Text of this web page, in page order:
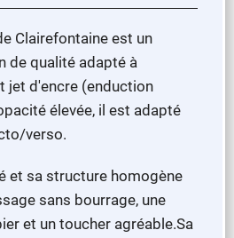
Clairefontaine est un
de qualité adapté à
jet d'encre (enduction
élevée, il est adapté
verso.
et sa structure homogène
sans bourrage, une
et un toucher agréable.Sa